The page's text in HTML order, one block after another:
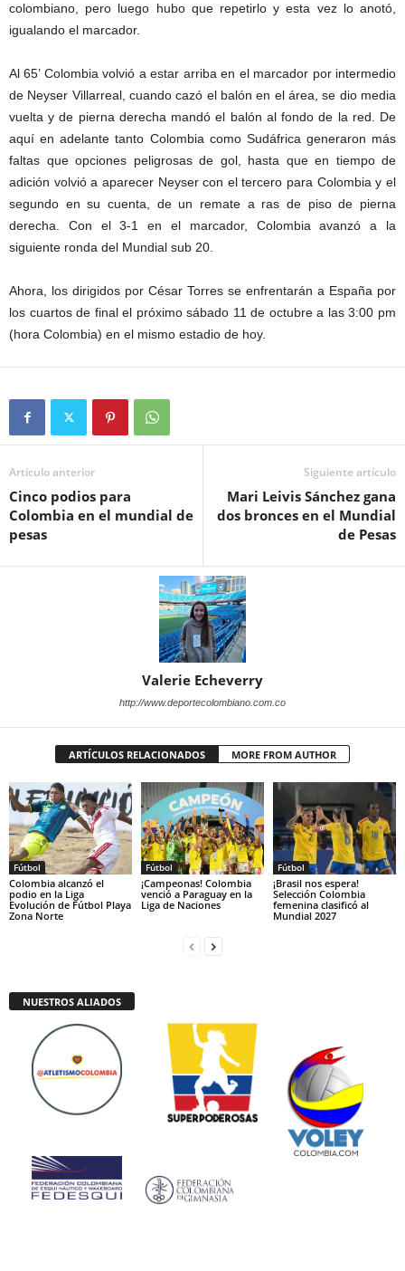
colombiano, pero luego hubo que repetirlo y esta vez lo anotó,
igualando el marcador.
Al 65’ Colombia volvió a estar arriba en el marcador por intermedio
de Neyser Villarreal, cuando cazó el balón en el área, se dio media
vuelta y de pierna derecha mandó el balón al fondo de la red. De
aquí en adelante tanto Colombia como Sudáfrica generaron más
faltas que opciones peligrosas de gol, hasta que en tiempo de
adición volvió a aparecer Neyser con el tercero para Colombia y el
segundo en su cuenta, de un remate a ras de piso de pierna
derecha. Con el 3-1 en el marcador, Colombia avanzó a la
siguiente ronda del Mundial sub 20.
Ahora, los dirigidos por César Torres se enfrentarán a España por
los cuartos de final el próximo sábado 11 de octubre a las 3:00 pm
(hora Colombia) en el mismo estadio de hoy.
Artículo anterior
Cinco podios para
Colombia en el mundial de
pesas
Siguiente artículo
Mari Leivis Sánchez gana
dos bronces en el Mundial
de Pesas
Valerie Echeverry
http://www.deportecolombiano.com.co
ARTÍCULOS RELACIONADOS MORE FROM AUTHOR
Fútbol
Colombia alcanzó el
podio en la Liga
Evolución de Fútbol Playa
Zona Norte
Fútbol
¡Campeonas! Colombia
venció a Paraguay en la
Liga de Naciones
Fútbol
¡Brasil nos espera!
Selección Colombia
femenina clasificó al
Mundial 2027
NUESTROS ALIADOS